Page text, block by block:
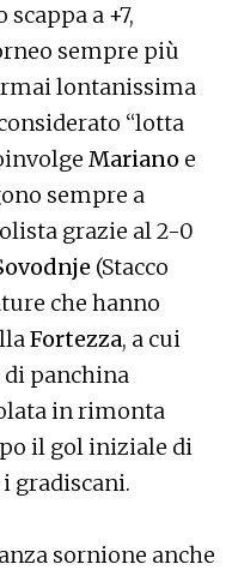
a +7,
sempre più
lontanissima
“lotta
Mariano e
sempre a
grazie al 2-0
(Stacco
che hanno
Fortezza, a cui
panchina
in rimonta
il gol iniziale di
gradiscani.
sornione anche